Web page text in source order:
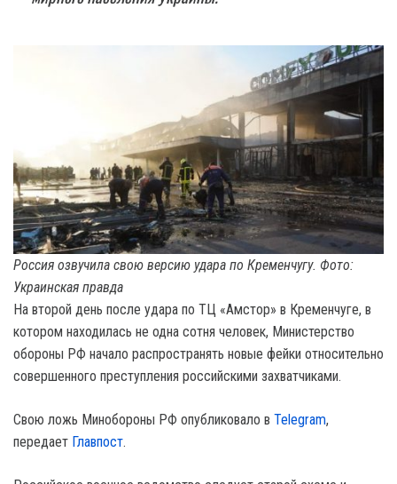
Россия озвучила свою версию удара по Кременчугу. Фото:
Украинская правда
На второй день после удара по ТЦ «Амстор» в Кременчуге, в
котором находилась не одна сотня человек, Министерство
обороны РФ начало распространять новые фейки относительно
совершенного преступления российскими захватчиками.
Свою ложь Минобороны РФ опубликовало в Telegram,
передает Главпост.